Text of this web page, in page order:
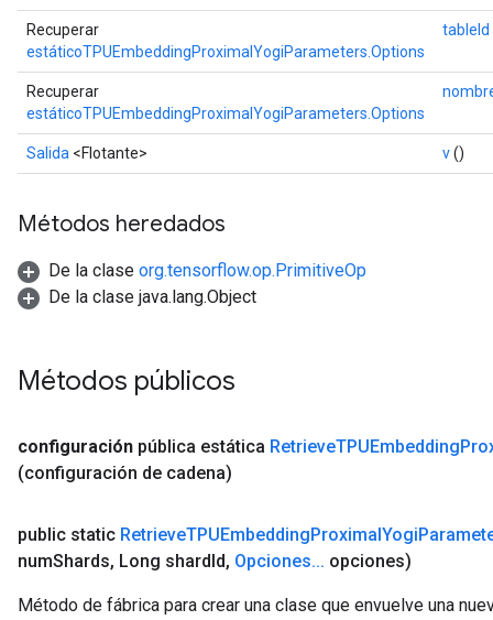
Recuperar
estáticoTPUEmbeddingProximalYogiParameters.Options
tableId
Recuperar
estáticoTPUEmbeddingProximalYogiParameters.Options
Salida <Flotante> v()
Métodos heredados
De la clase org.tensorflow.op.PrimitiveOp
De la clase java.lang.Object
Métodos públicos
configuración pública estática RetrieveTPUEmbedding
(configuración de cadena)
public static RetrieveTPUEmbeddingProximalYogi
numShards, Long shardId, Opciones... opciones)
Método de fábrica para crear una clase que envuelve una